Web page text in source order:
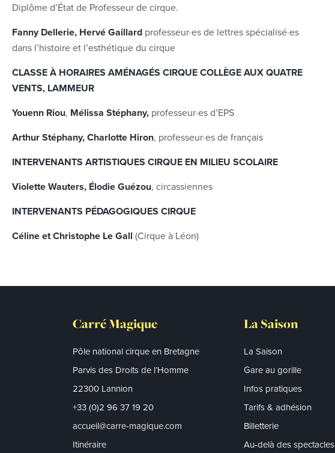
Diplôme d’État de Professeur de cirque.
Fanny Dellerie, Hervé Gaillard professeur·es de lettres spécialisé·es
dans l’histoire et l’esthétique du cirque
CLASSE À HORAIRES AMÉNAGÉS CIRQUE COLLÈGE AUX QUATRE
VENTS, LAMMEUR
Youenn Riou, Mélissa Stéphany, professeur·es d’EPS
Arthur Stéphany, Charlotte Hiron, professeur·es de français
INTERVENANTS ARTISTIQUES CIRQUE EN MILIEU SCOLAIRE
Violette Wauters, Élodie Guézou, circassiennes
INTERVENANTS PÉDAGOGIQUES CIRQUE
Céline et Christophe Le Gall (Cirque à Léon)
Carré Magique
Pôle national cirque en Bretagne
Parvis des Droits de l’Homme
22300 Lannion
+33 (0)2 96 37 19 20
accueil@carre-magique.com
Itinéraire
La Saison
La Saison
Gare au gorille
Infos pratiques
Tarifs & adhésion
Billetterie
Au-delà des spectacles